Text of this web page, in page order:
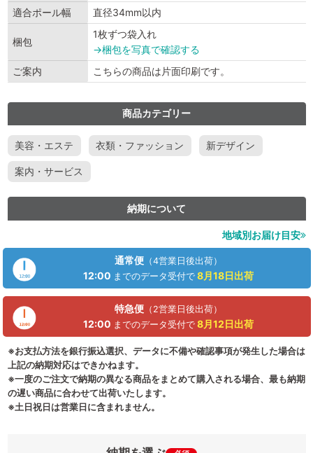
適合ポール幅
直径34mm以内
梱包
1枚ずつ袋入れ
→梱包を写真で確認する
ご案内
こちらの商品は片面印刷です。
商品カテゴリー
美容・エステ 衣類・ファッション 新デザイン
案内・サービス
納期について
地域別お届け目安
通常便 （4営業日後出荷）
12:00 までのデータ受付で 8月18日出荷
特急便 （2営業日後出荷）
12:00 までのデータ受付で 8月12日出荷
※お支払方法を銀行振込選択、データに不備や確認事項が発生した場合は
上記の納期対応はできかねます。
※一度のご注文で納期の異なる商品をまとめて購入される場合、最も納期
の遅い商品に合わせて出荷いたします。
※土日祝日は営業日に含まれません。